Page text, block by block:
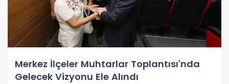
Merkez İlçeler Muhtarlar Toplantısı'nda
Gelecek Vizyonu Ele Alındı